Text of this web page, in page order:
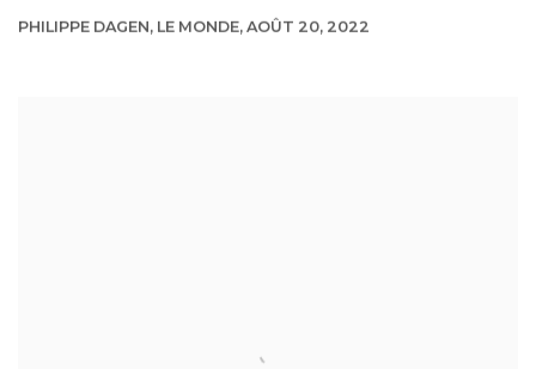
PHILIPPE DAGEN, LE MONDE, AOÛT 20, 2022